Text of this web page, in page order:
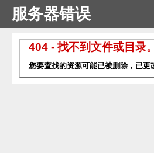
服务器错误
404 - 找不到文件或目录。
您要查找的资源可能已被删除，已更